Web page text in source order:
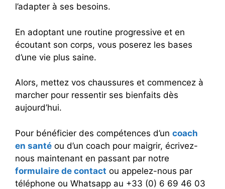
l’adapter à ses besoins.
En adoptant une routine progressive et en
écoutant son corps, vous poserez les bases
d’une vie plus saine.
Alors, mettez vos chaussures et commencez à
marcher pour ressentir ses bienfaits dès
aujourd’hui.
Pour bénéficier des compétences d’un coach
en santé ou d’un coach pour maigrir, écrivez-
nous maintenant en passant par notre
formulaire de contact ou appelez-nous par
téléphone ou Whatsapp au +33 (0) 6 69 46 03